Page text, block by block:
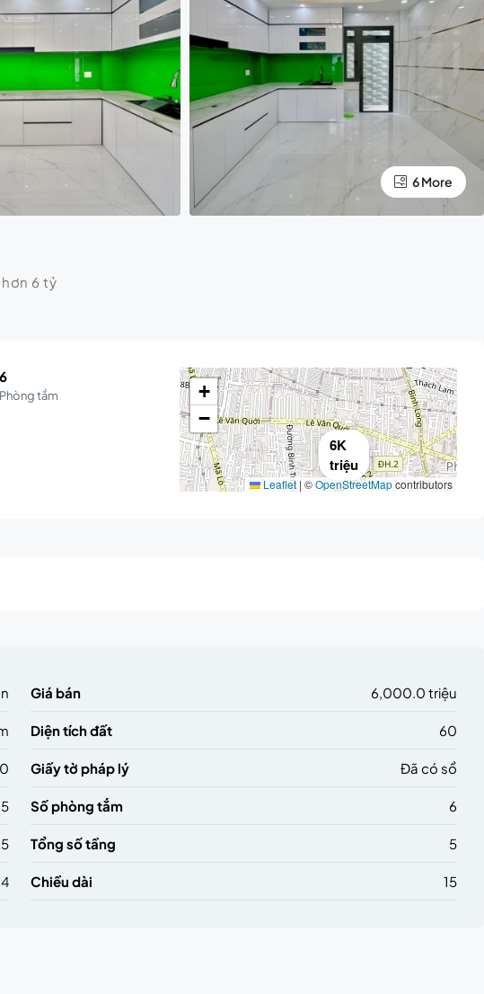
6 More
hơn 6 tỷ
6
Phòng tắm
6K
triệu
+
−
Leaflet | ©OpenStreetMapcontributors
Giá bán 6,000.0 triệu
Diện tích đất 60
Giấy tờ pháp lý Đã có sổ
5 Số phòng tắm 6
Tổng số tầng 5
4 Chiều dài 15